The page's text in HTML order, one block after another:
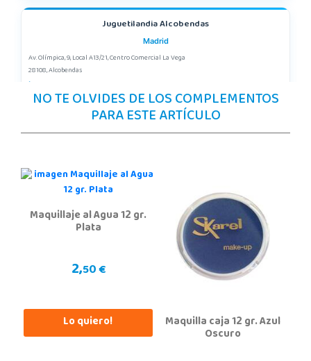
Juguetilandia Alcobendas
Madrid
Av. Olímpica, 9, Local A13/21, Centro Comercial La Vega
28108, Alcobendas
Localizar Tienda
Juguetilandia Cocentaina
03820, Cocentaina
Juguetilandia Petrer
NO TE OLVIDES DE LOS COMPLEMENTOS
PARA ESTE ARTÍCULO
Maquillaje al Agua 12 gr.
Plata
2,50 €
Lo quiero! Maquilla caja 12 gr. Azul
Oscuro